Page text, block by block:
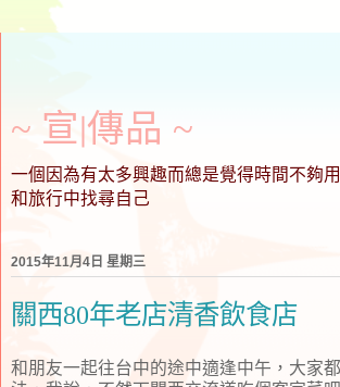
~ 宣∣傳品 ~
一個因為有太多興趣而總是覺得時間不夠
和旅行中找尋自己
2015年11月4日 星期三
關西80年老店清香飲食店
和朋友一起往台中的途中適逢中午，大家